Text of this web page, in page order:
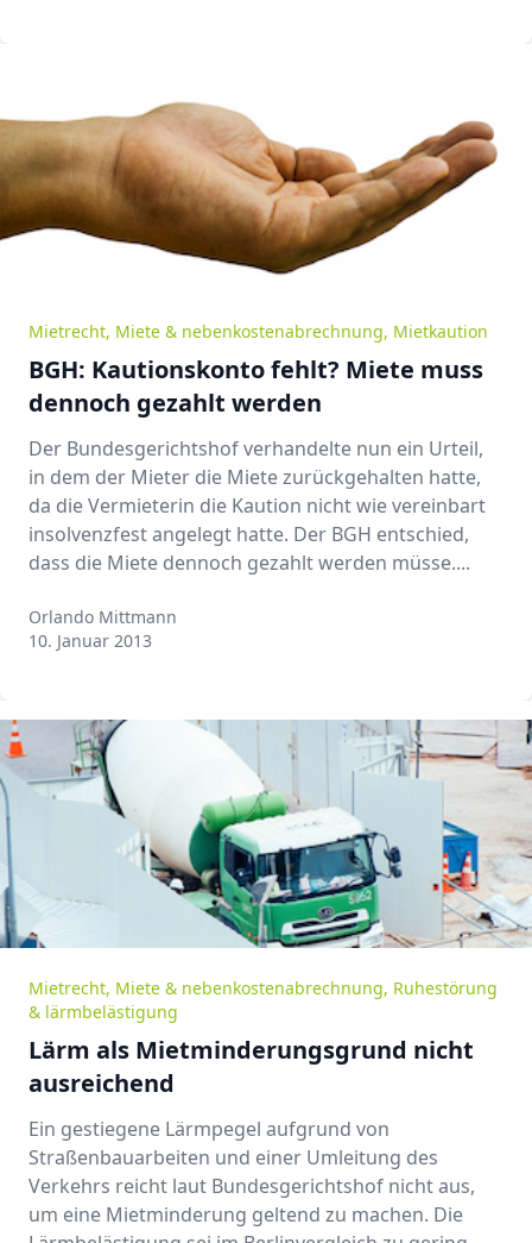
Mietrecht, Miete & nebenkostenabrechnung, Mietkaution
BGH: Kautionskonto fehlt? Miete muss
dennoch gezahlt werden
Der Bundesgerichtshof verhandelte nun ein Urteil,
in dem der Mieter die Miete zurückgehalten hatte,
da die Vermieterin die Kaution nicht wie vereinbart
insolvenzfest angelegt hatte. Der BGH entschied,
dass die Miete dennoch gezahlt werden müsse....
Orlando Mittmann
Orlando Mittmann
10. Januar 2013
Mietrecht, Miete & nebenkostenabrechnung, Ruhestörung
& lärmbelästigung
Lärm als Mietminderungsgrund nicht
ausreichend
Ein gestiegene Lärmpegel aufgrund von
Straßenbauarbeiten und einer Umleitung des
Verkehrs reicht laut Bundesgerichtshof nicht aus,
um eine Mietminderung geltend zu machen. Die